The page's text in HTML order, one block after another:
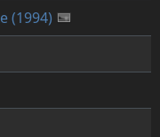
(1994)